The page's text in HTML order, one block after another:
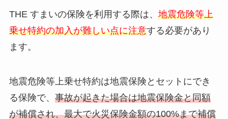
THE すまいの保険を利用する際は、 地震危険等上
乗せ特約の加入が難しい点に注意する必要があり
ます。
地震危険等上乗せ特約は地震保険とセットにでき
る保険で、 事故が起きた場合は地震保険金と同額
が補償され、最大で火災保険金額の100%まで補償